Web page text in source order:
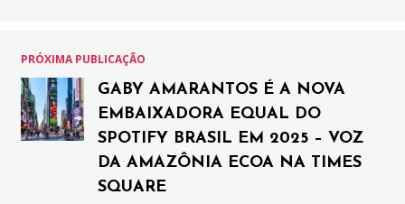
PRÓXIMA PUBLICAÇÃO
GABY AMARANTOS É A NOVA
EMBAIXADORA EQUAL DO
SPOTIFY BRASIL EM 2025 – VOZ
DA AMAZÔNIA ECOA NA TIMES
SQUARE